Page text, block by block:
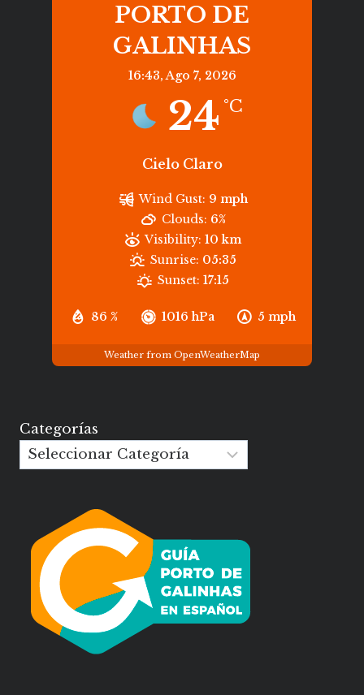
PORTO DE
GALINHAS
16:43,Ago 7, 2026
24 °C
Cielo Claro
86 % 1016 hPa 5 mph
Wind Gust: 9 mph
Clouds: 6%
Visibility: 10 km
Sunrise: 05:35
Sunset: 17:15
Weather from OpenWeatherMap
Categorías